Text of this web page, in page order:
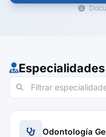
Odontología